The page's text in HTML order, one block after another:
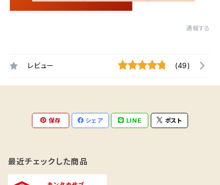
通報する
レビュー (49)
保存 シェア LINE ポスト
最近チェックした商品